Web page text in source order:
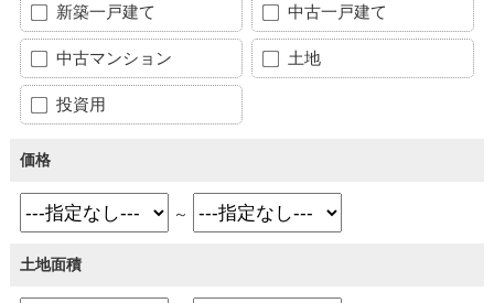
新築一戸建て 中古一戸建て
中古マンション 土地
投資用
価格
～
土地面積